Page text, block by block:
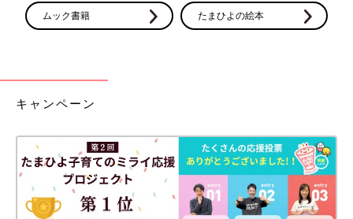
ムック書籍 たまひよの絵本
キャンペーン